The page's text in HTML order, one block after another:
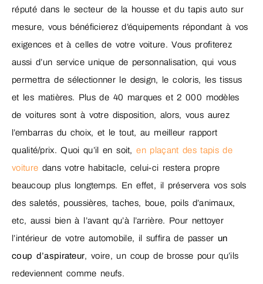
réputé dans le secteur de la housse et du tapis auto sur
mesure, vous bénéficierez d’équipements répondant à vos
exigences et à celles de votre voiture. Vous profiterez
aussi d’un service unique de personnalisation, qui vous
permettra de sélectionner le design, le coloris, les tissus
et les matières. Plus de 40 marques et 2 000 modèles
de voitures sont à votre disposition, alors, vous aurez
l’embarras du choix, et le tout, au meilleur rapport
qualité/prix. Quoi qu’il en soit,en plaçant des tapis de
voiture dans votre habitacle, celui-ci restera propre
beaucoup plus longtemps. En effet, il préservera vos sols
des saletés, poussières, taches, boue, poils d’animaux,
etc, aussi bien à l’avant qu’à l’arrière. Pour nettoyer
l’intérieur de votre automobile, il suffira de passer un
coup d’aspirateur, voire, un coup de brosse pour qu’ils
redeviennent comme neufs.